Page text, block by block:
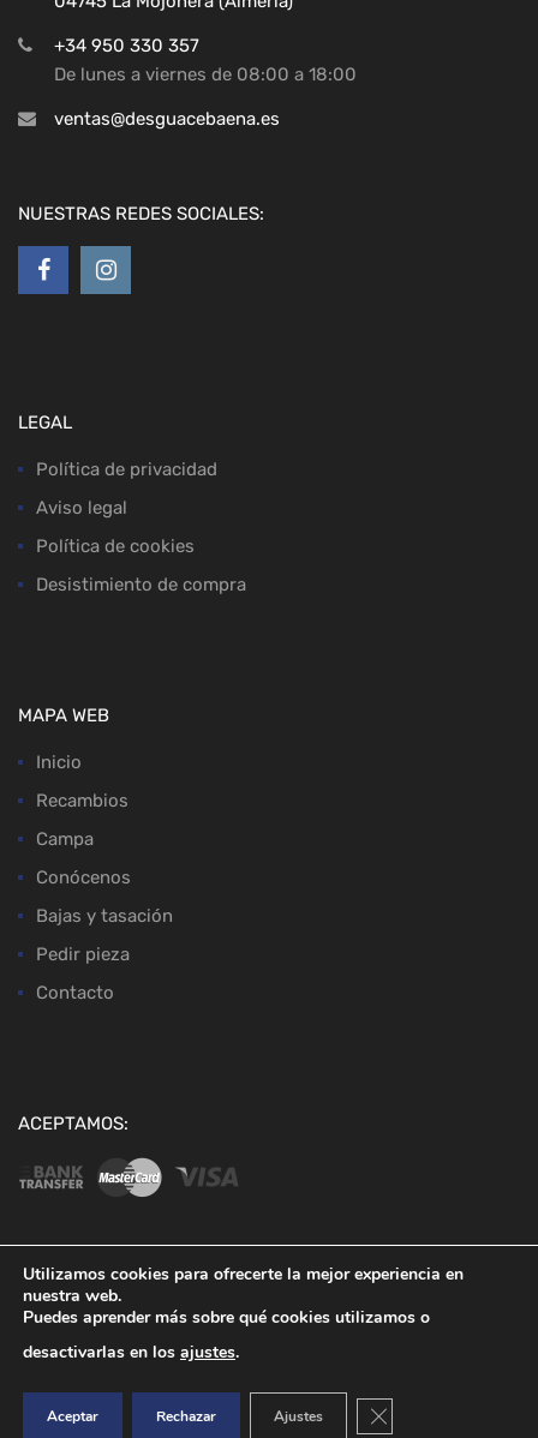
+34 950 330 357
De lunes a viernes de 08:00 a 18:00
ventas@desguacebaena.es
NUESTRAS REDES SOCIALES:
LEGAL
Política de privacidad
Aviso legal
Política de cookies
Desistimiento de compra
MAPA WEB
Inicio
Recambios
Campa
Conócenos
Bajas y tasación
Pedir pieza
Contacto
ACEPTAMOS:
Utilizamos cookies para ofrecerte la mejor experiencia en
nuestra web.
Puedes aprender más sobre qué cookies utilizamos o
desactivarlas en los ajustes.
Aceptar Rechazar Ajustes Cerrar el banner de